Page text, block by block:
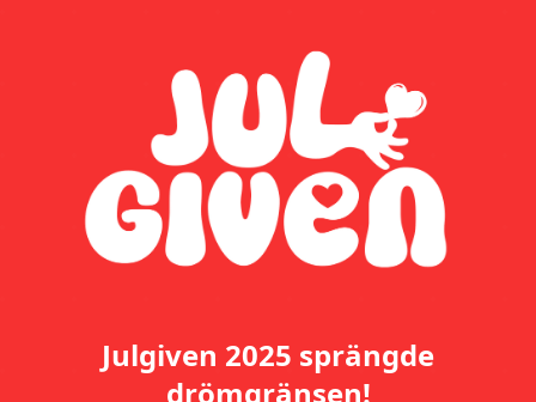
Julgiven 2025 sprängde
drömgränsen!